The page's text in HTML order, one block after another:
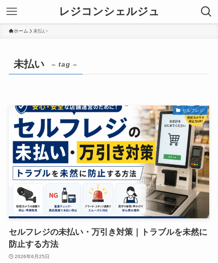
レジコンシェルジュ
ホーム 未払い
未払い – tag –
セルフレジ
セルフレジの未払い・万引き対策｜トラブルを未然に
防止する方法
2026年6月25日